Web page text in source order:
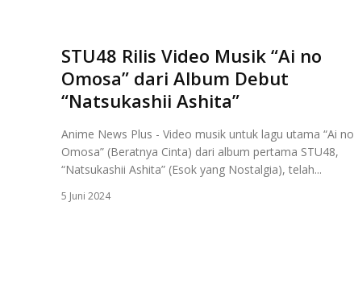
STU48 Rilis Video Musik “Ai no
Omosa” dari Album Debut
“Natsukashii Ashita”
Anime News Plus - Video musik untuk lagu utama “Ai no
Omosa” (Beratnya Cinta) dari album pertama STU48,
“Natsukashii Ashita” (Esok yang Nostalgia), telah...
5 Juni 2024